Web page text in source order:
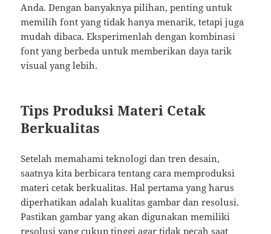
Anda. Dengan banyaknya pilihan, penting untuk
memilih font yang tidak hanya menarik, tetapi juga
mudah dibaca. Eksperimenlah dengan kombinasi
font yang berbeda untuk memberikan daya tarik
visual yang lebih.
Tips Produksi Materi Cetak
Berkualitas
Setelah memahami teknologi dan tren desain,
saatnya kita berbicara tentang cara memproduksi
materi cetak berkualitas. Hal pertama yang harus
diperhatikan adalah kualitas gambar dan resolusi.
Pastikan gambar yang akan digunakan memiliki
resolusi yang cukup tinggi agar tidak pecah saat